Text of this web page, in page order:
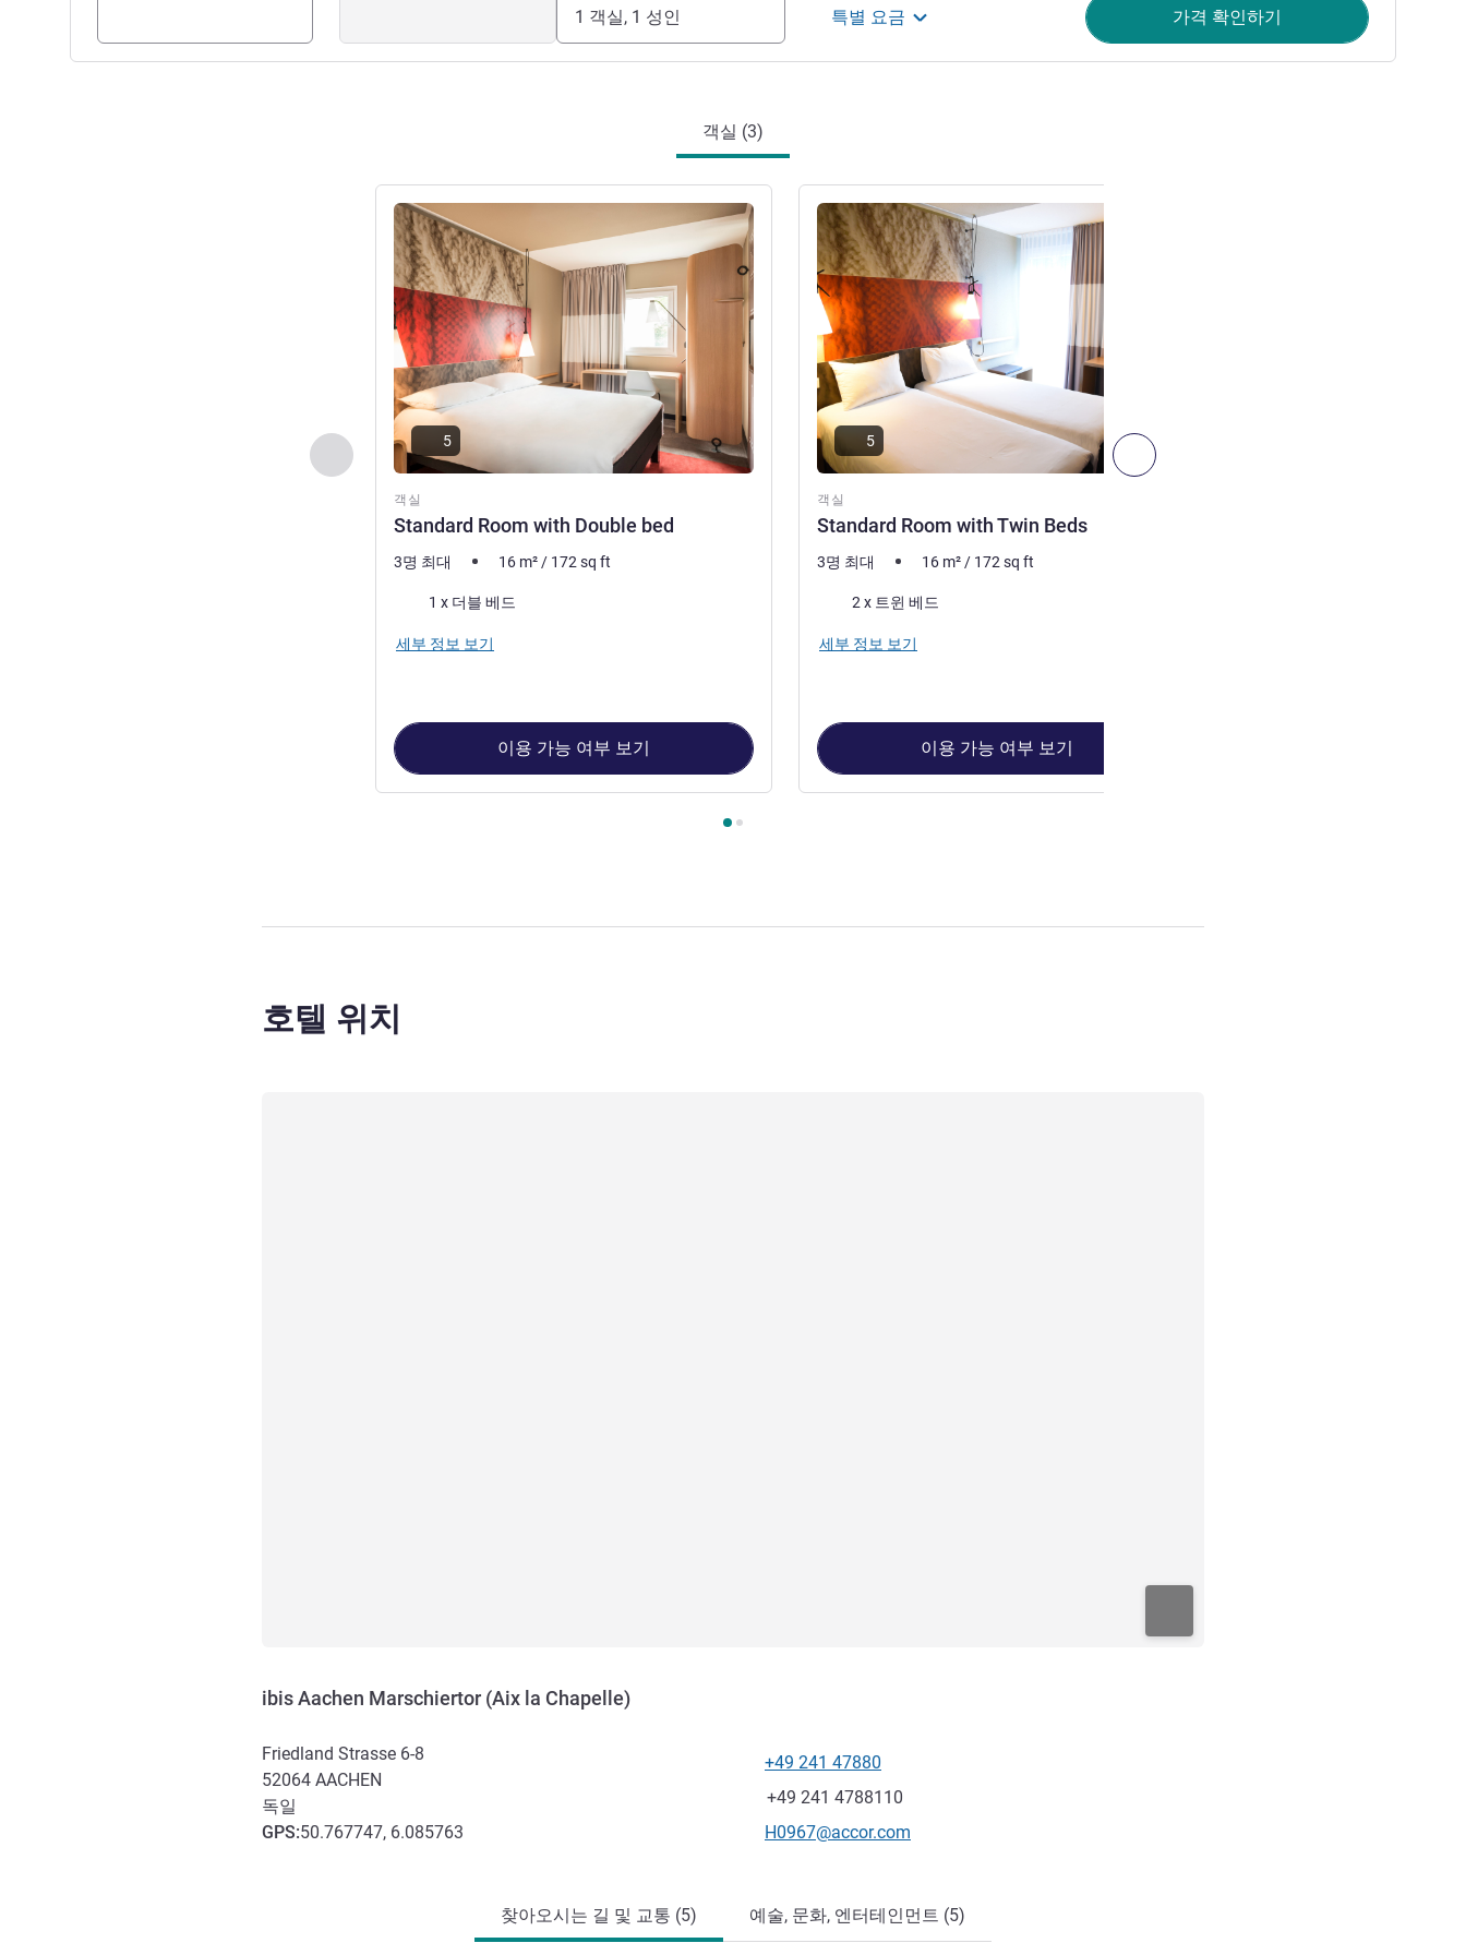
1 객실, 1 성인 특별 요금 가격 확인하기
객실 (3)
이전 - 객실 다음 - 객실
객실
Standard Room with Double bed
세부 정보 보기
5
3명 최대 16 m² / 172 sq ft
1 x 더블 베드
세부 정보 보기
이용 가능 여부 보기
객실
Standard Room with Twin Beds
세부 정보 보기
5
3명 최대 16 m² / 172 sq ft
2 x 트윈 베드
세부 정보 보기
이용 가능 여부 보기
호텔 위치
ibis Aachen Marschiertor (Aix la Chapelle)
Friedland Strasse 6-8
52064 AACHEN
독일
GPS:50.767747, 6.085763
전화
+49 241 47880
팩스
+49 241 4788110
E-mail
H0967@accor.com
찾아오시는 길 및 교통 (5) 예술, 문화, 엔터테인먼트 (5)